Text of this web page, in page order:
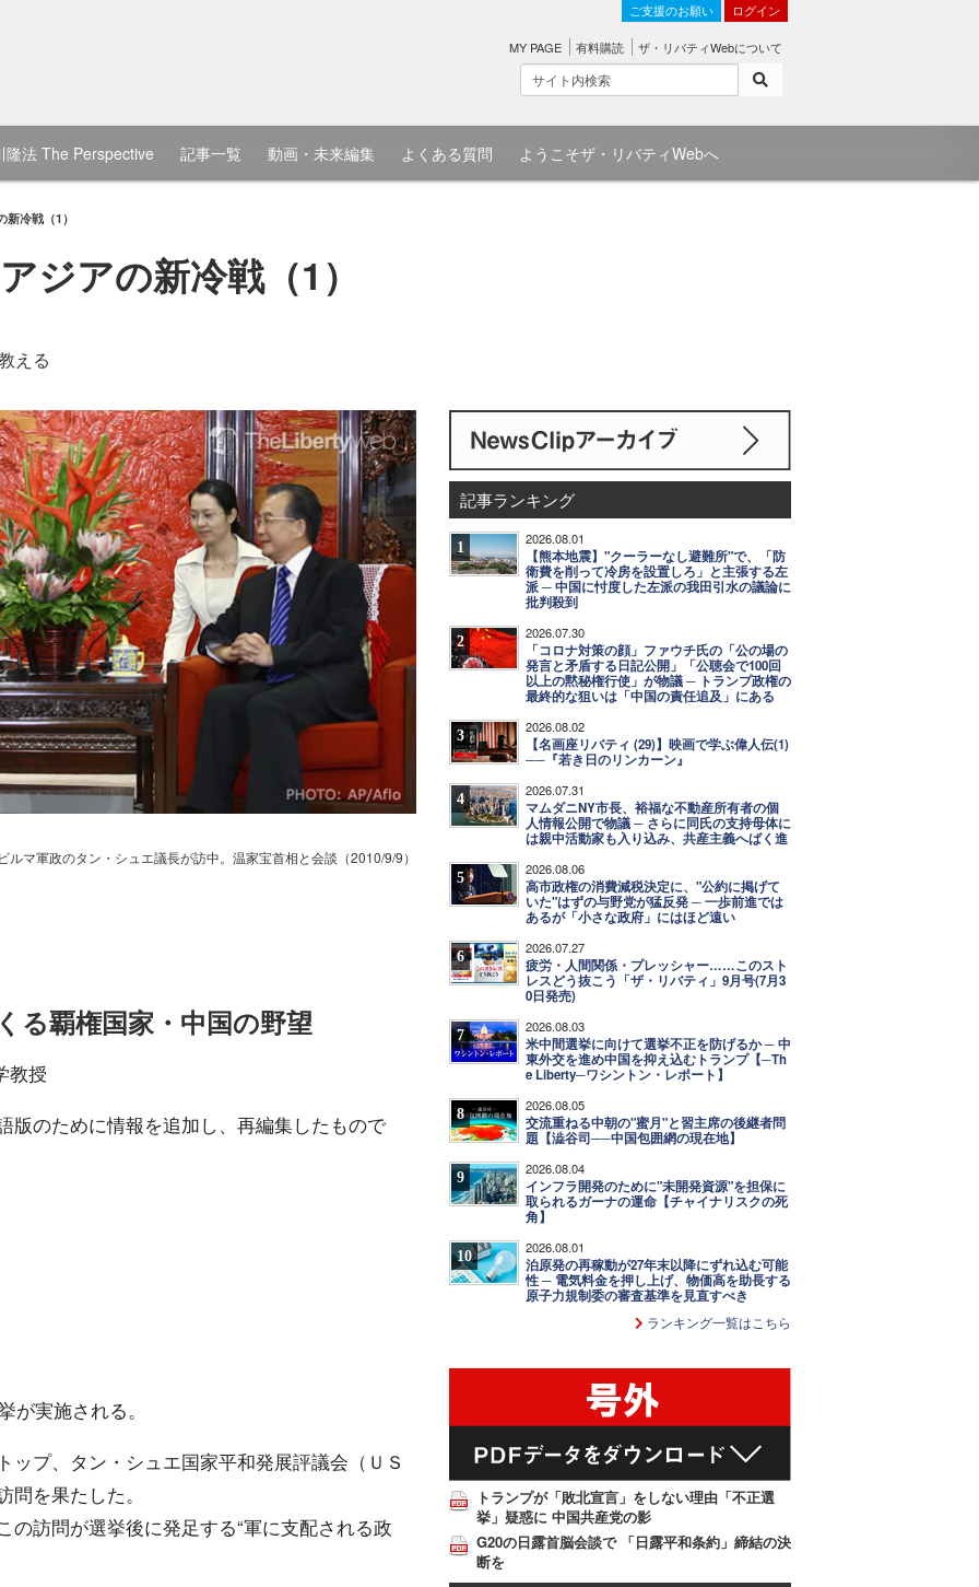
ご支援のお願い ログイン
MY PAGE 有料購読 ザ・リバティWebについて
隆法 The Perspective 記事一覧 動画・未来編集 よくある質問 ようこそザ・リバティWebへ
冷戦（1）
ジアの新冷戦（1）
える
ルマ軍政のタン・シュエ議長が訪中。温家宝首相と会談（2010/9/9）
る覇権国家・中国の野望
教授
版のために情報を追加し、再編集したもので
が実施される。
ップ、タン・シュエ国家平和発展評議会（ＵＳ
を果たした。
の訪問が選挙後に発足する“軍に支配される政
記事ランキング
1 2026.08.01
【熊本地震】"クーラーなし避難所"で、「防
衛費を削って冷房を設置しろ」と主張する左
派 ─ 中国に忖度した左派の我田引水の議論に
批判殺到
2 2026.07.30
「コロナ対策の顔」ファウチ氏の「公の場の
発言と矛盾する日記公開」「公聴会で100回
以上の黙秘権行使」が物議 ─ トランプ政権の
最終的な狙いは「中国の責任追及」にある
3 2026.08.02
【名画座リバティ (29)】映画で学ぶ偉人伝(1)
──『若き日のリンカーン』
4 2026.07.31
マムダニNY市長、裕福な不動産所有者の個
人情報公開で物議 ─ さらに同氏の支持母体に
は親中活動家も入り込み、共産主義へばく進
5 2026.08.06
高市政権の消費減税決定に、"公約に掲げて
いた"はずの与野党が猛反発 ─ 一歩前進では
あるが「小さな政府」にはほど遠い
6 2026.07.27
疲労・人間関係・プレッシャー……このスト
レスどう抜こう「ザ・リバティ」9月号(7月3
0日発売)
7 2026.08.03
米中間選挙に向けて選挙不正を防げるか ─ 中
東外交を進め中国を抑え込むトランプ【─Th
e Liberty─ワシントン・レポート】
8 2026.08.05
交流重ねる中朝の"蜜月"と習主席の後継者問
題【澁谷司──中国包囲網の現在地】
9 2026.08.04
インフラ開発のために"未開発資源"を担保に
取られるガーナの運命【チャイナリスクの死
角】
10 2026.08.01
泊原発の再稼動が27年末以降にずれ込む可能
性 ─ 電気料金を押し上げ、物価高を助長する
原子力規制委の審査基準を見直すべき
ランキング一覧はこちら
トランプが「敗北宣言」をしない理由「不正選
挙」疑惑に 中国共産党の影
G20の日露首脳会談で 「日露平和条約」締結の決
断を